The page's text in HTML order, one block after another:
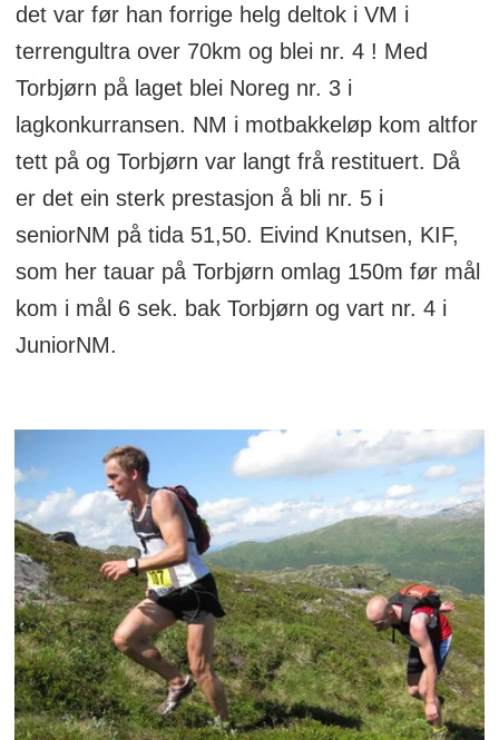
det var før han forrige helg deltok i VM i
terrengultra over 70km og blei nr. 4 ! Med
Torbjørn på laget blei Noreg nr. 3 i
lagkonkurransen. NM i motbakkeløp kom altfor
tett på og Torbjørn var langt frå restituert. Då
er det ein sterk prestasjon å bli nr. 5 i
seniorNM på tida 51,50. Eivind Knutsen, KIF,
som her tauar på Torbjørn omlag 150m før mål
kom i mål 6 sek. bak Torbjørn og vart nr. 4 i
JuniorNM.